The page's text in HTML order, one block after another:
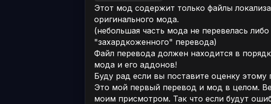
Этот мод содержит только файлы
оригинального мода.
(небольшая часть мода не перевелась
"захардкоженного" перевода)
Файл перевода должен находится в
мода и его аддонов!
Буду рад если вы поставите оценку этому
Это мой первый перевод и мод в целом.
моим присмотром. Так что если будут